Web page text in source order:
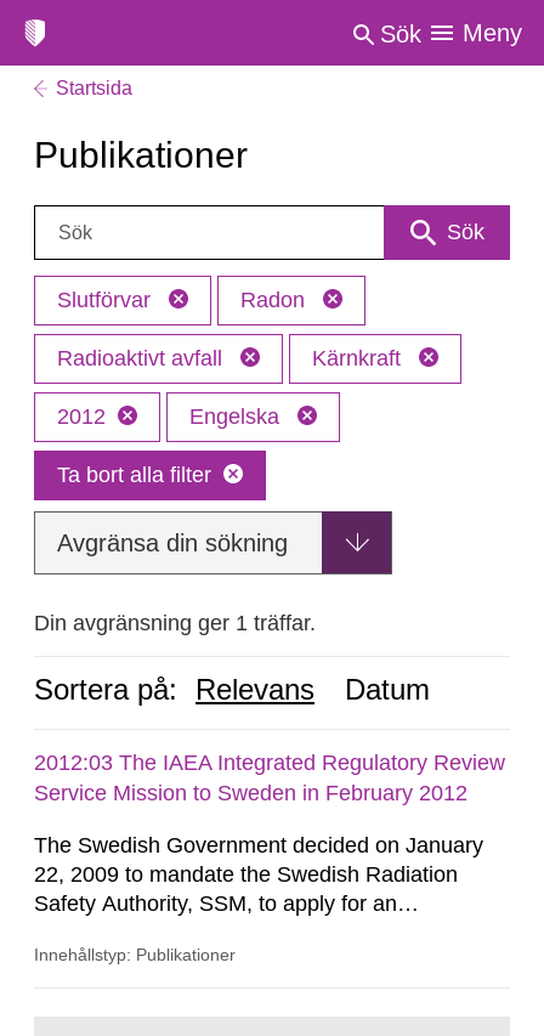
Sök Meny
Startsida
Publikationer
Sök: Sök
Slutförvar Radon
Radioaktivt avfall Kärnkraft
2012 Engelska
Ta bort alla filter
Avgränsa din sökning
Din avgränsning ger 1 träffar.
Sortera på: Relevans Datum
2012:03 The IAEA Integrated Regulatory Review
Service Mission to Sweden in February 2012
The Swedish Government decided on January
22, 2009 to mandate the Swedish Radiation
Safety Authority, SSM, to apply for an
areas of supervision, an ‘IRRS’ (Integrated
Innehållstyp: Publikationer